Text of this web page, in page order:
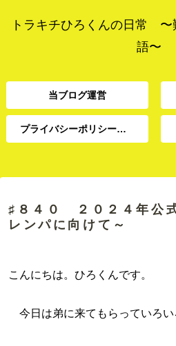
トラキチひろくんの日常 〜
語〜
当ブログ運営
プライバシーポリシー、免責事項
♯８４０ ２０２４年公
レンパに向けて～
こんにちは。ひろくんです。
今日は弟に来てもらっていろい